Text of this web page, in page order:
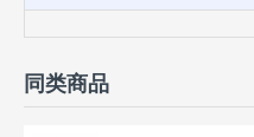
同类商品